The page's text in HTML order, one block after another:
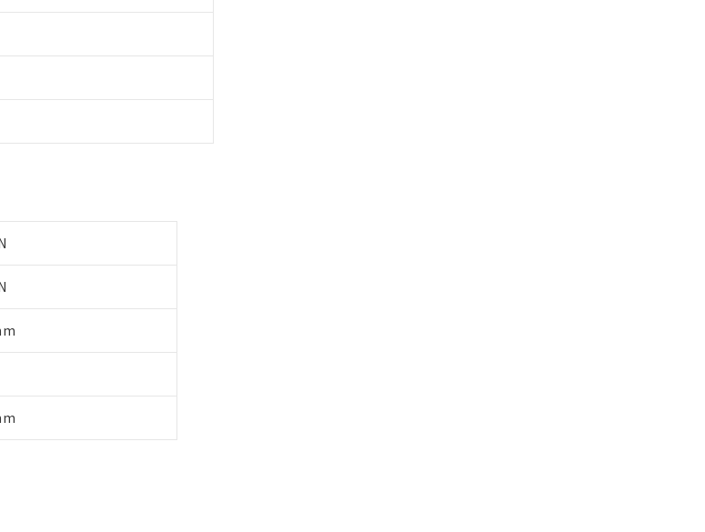
書
るもので、過去に遡って非含有を証明するものではありません。
４物質の対応では、対応完了までの期間は出荷製品に未対応品が